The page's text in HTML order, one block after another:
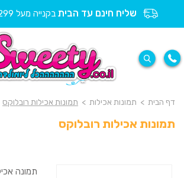
שליח חינם עד הבית בקנייה מעל 299 ₪
דף הבית > תמונות אכילות > תמונות אכילות רובלוקס
תמונות אכילות רובלוקס
תמונה